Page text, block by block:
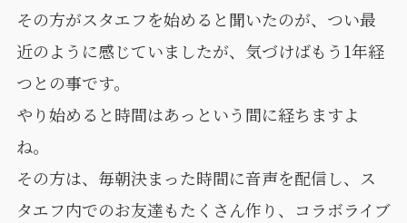
その方がスタエフを始めると聞いたのが、つい最
近のように感じていましたが、気づけばもう1年経
つとの事です。
やり始めると時間はあっという間に経ちますよ
ね。
その方は、毎朝決まった時間に音声を配信し、ス
タエフ内でのお友達もたくさん作り、コラボライブ